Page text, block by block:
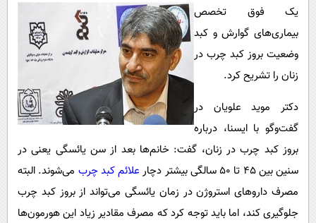
سرگرمی
فناوری
گوناگون
حوادث
محیط زیست
بین الملل
اجتماعی
پیامک
روانشناسی
آشپزی
دانلود
یک فوق تخصص
بیماری‌های گوارش و کبد
وضعیت بروز کبد چرب در
زنان را تشریح کرد.
دکتر موید علویان در
گفت‌وگو با ایسنا، درباره
بروز کبد چرب در زنان، گفت: خانم‌ها بعد از سن یائسگی یعنی در
سنین بین ۴۵ تا ۵۰ سالگی بیشتر دچار
علائم کبد چرب می‌شوند. البته
مصرف داروهای استروژن در زمان یائسگی می‌تواند از بروز کبد چرب
جلوگیری کند، اما باید توجه کرد که مصرف مقادیر زیاد این هورمون‌ها